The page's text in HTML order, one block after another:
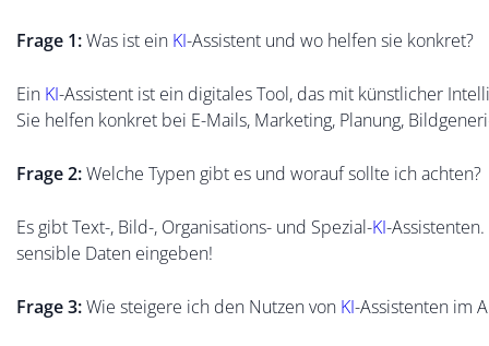
Frage 1:Was ist ein KI-Assistent und wo helfen sie konkret?
Ein KI-Assistent ist ein digitales Tool, das mit künstlicher
Sie helfen konkret bei E-Mails, Marketing, Planung,
Frage 2:Welche Typen gibt es und worauf sollte ich achten?
Es gibt Text-, Bild-, Organisations- und Spezial-KI-
sensible Daten eingeben!
Frage 3:Wie steigere ich den Nutzen von KI-Assistenten im